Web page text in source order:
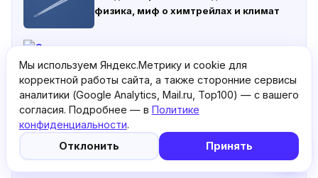
5
физика, миф о химтрейлах и климат
Airlines: лучшие места
Катастрофа Airbus A321 над Синаем:
что произошло с рейсом
«Когалымавиа» 31 октября 2015 года
Мы используем Яндекс.Метрику и cookie для
корректной работы сайта, а также сторонние сервисы
аналитики (Google Analytics, Mail.ru, Top100) — с вашего
согласия. Подробнее — в Политике
конфиденциальности.
Отклонить
Принять